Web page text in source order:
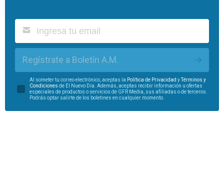
Regístrate a Boletín A.M.
Al someter tu correo electrónico, aceptas la Política de Privacidad yTérminos y
Condiciones de El Nuevo Día. Además, aceptas recibir información u ofertas
especiales de productos o servicios de GFR Media, sus afiliadas o de terceros.
Podrás optar salirte de los boletines en cualquier momento.